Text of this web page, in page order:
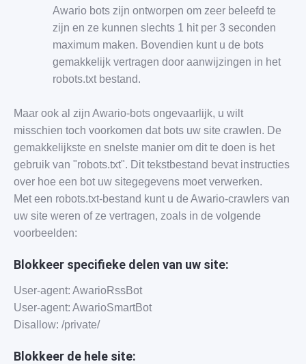
Awario bots zijn ontworpen om zeer beleefd te
zijn en ze kunnen slechts 1 hit per 3 seconden
maximum maken. Bovendien kunt u de bots
gemakkelijk vertragen door aanwijzingen in het
robots.txt bestand.
Maar ook al zijn Awario-bots ongevaarlijk, u wilt
misschien toch voorkomen dat bots uw site crawlen. De
gemakkelijkste en snelste manier om dit te doen is het
gebruik van "robots.txt". Dit tekstbestand bevat instructies
over hoe een bot uw sitegegevens moet verwerken.
Met een robots.txt-bestand kunt u de Awario-crawlers van
uw site weren of ze vertragen, zoals in de volgende
voorbeelden:
Blokkeer specifieke delen van uw site:
User-agent: AwarioRssBot
User-agent: AwarioSmartBot
Disallow: /private/
Blokkeer de hele site: